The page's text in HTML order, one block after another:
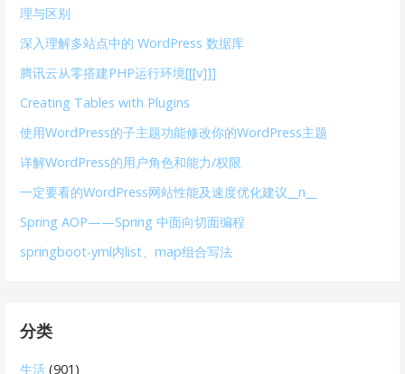
理与区别
深入理解多站点中的 WordPress 数据库
腾讯云从零搭建PHP运行环境[[[v]]]
Creating Tables with Plugins
使用WordPress的子主题功能修改你的WordPress主题
详解WordPress的用户角色和能力/权限
一定要看的WordPress网站性能及速度优化建议__n__
Spring AOP——Spring 中面向切面编程
springboot-yml内list、map组合写法
分类
生活 (901)